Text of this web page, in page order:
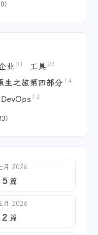
）
业 31 工具 23
生之旅第四部分 14
DevOps 12
）
月 2026
篇
月 2026
篇